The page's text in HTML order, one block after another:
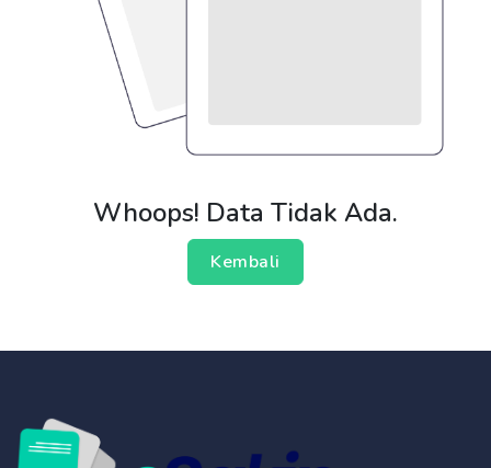
Whoops! Data Tidak Ada.
Kembali